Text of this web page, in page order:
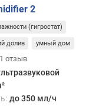
2
(гигростат)
долив умный дом
1 отзыв
до 350 мл/ч